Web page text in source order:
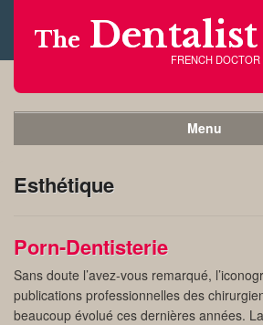
The Dentalist
FRENCH DOCTOR
Menu
Esthétique
Porn-Dentisterie
Sans doute l’avez-vous remarqué,
publications professionnelles des
beaucoup évolué ces dernières années.